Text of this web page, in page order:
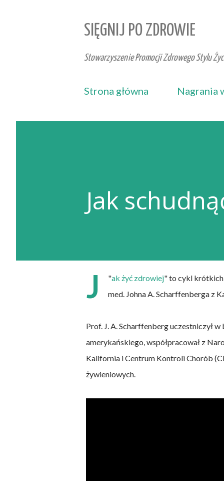
SIĘGNIJ PO ZDROWIE
Stowarzyszenie Promocji Zdrowego Stylu
Strona główna Nagrania
Jak
"
J ak żyć zdrowiej" to cykl krótkich
med. Johna A. Scharffenberga z
Prof. J. A. Scharffenberg uczestniczył
amerykańskiego, współpracował z
Kalifornia i Centrum Kontroli Chorób
żywieniowych.